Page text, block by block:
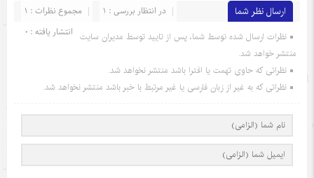
ارسال نظر شما مجموع نظرات : 1
در انتظار بررسی : 1
انتشار یافته : 0 نظرات ارسال شده توسط شما، پس از تایید توسط مدیران سایت
منتشر خواهد شد.
نظراتی که حاوی تهمت یا افترا باشد منتشر نخواهد شد.
نظراتی که به غیر از زبان فارسی یا غیر مرتبط با خبر باشد منتشر نخواهد شد.